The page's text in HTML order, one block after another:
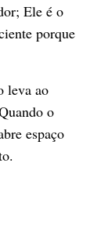
Ele é o
porque
leva ao
o
espaço